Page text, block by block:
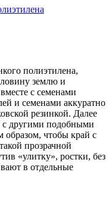
полиэтилена,
землю и
с семенами
и семенами аккуратно
резинкой. Далее
с другими подобными
образом, чтобы край с
прозрачной
«улитку», ростки, без
в отдельные